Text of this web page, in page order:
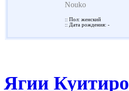
Nouko
:: Пол: женский
:: Дата рождения: -
Ягии Куитиро